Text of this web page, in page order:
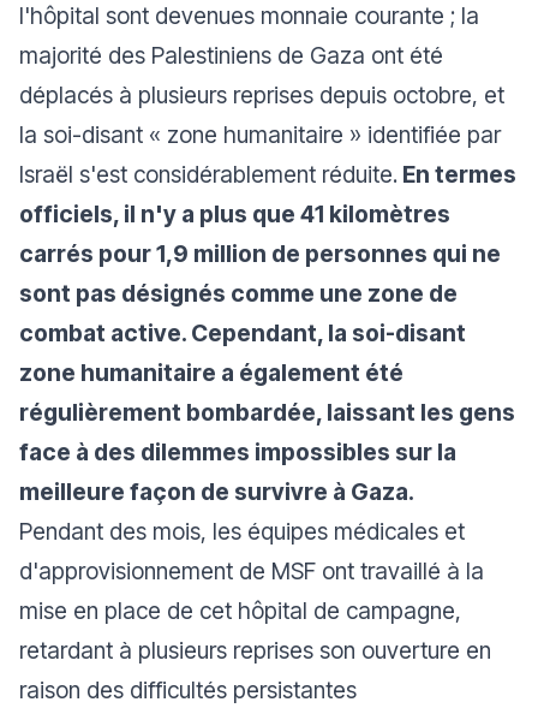
l'hôpital sont devenues monnaie courante ; la
majorité des Palestiniens de Gaza ont été
déplacés à plusieurs reprises depuis octobre, et
la soi-disant « zone humanitaire » identifiée par
Israël s'est considérablement réduite. En termes
officiels, il n'y a plus que 41 kilomètres
carrés pour 1,9 million de personnes qui ne
sont pas désignés comme une zone de
combat active. Cependant, la soi-disant
zone humanitaire a également été
régulièrement bombardée, laissant les gens
face à des dilemmes impossibles sur la
meilleure façon de survivre à Gaza.
Pendant des mois, les équipes médicales et
d'approvisionnement de MSF ont travaillé à la
mise en place de cet hôpital de campagne,
retardant à plusieurs reprises son ouverture en
raison des difficultés persistantes